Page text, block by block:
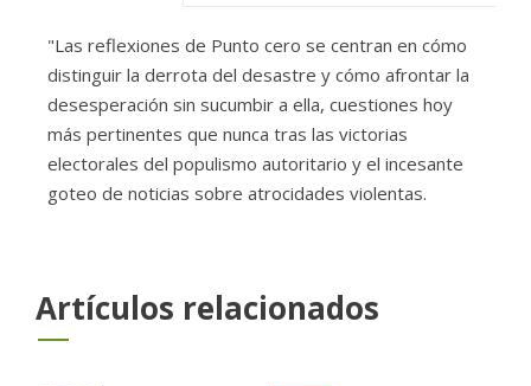
"Las reflexiones de Punto cero se centran en cómo
distinguir la derrota del desastre y cómo afrontar la
desesperación sin sucumbir a ella, cuestiones hoy
más pertinentes que nunca tras las victorias
electorales del populismo autoritario y el incesante
goteo de noticias sobre atrocidades violentas.
Artículos relacionados